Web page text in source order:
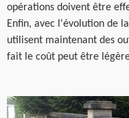
opérations doivent être
Enfin, avec l'évolution de
utilisent maintenant des
fait le coût peut être